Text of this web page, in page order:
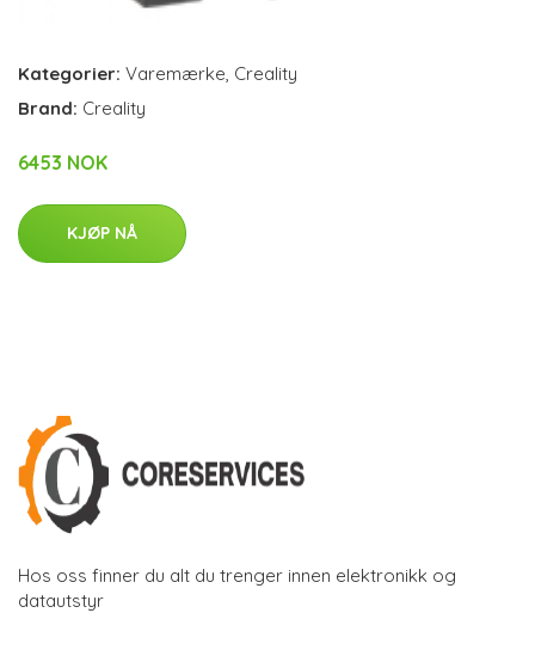
Kategorier: Varemærke Creality
Brand: Creality
6453 NOK
KJØP NÅ
Hos oss finner du alt du trenger innen elektronikk og
datautstyr